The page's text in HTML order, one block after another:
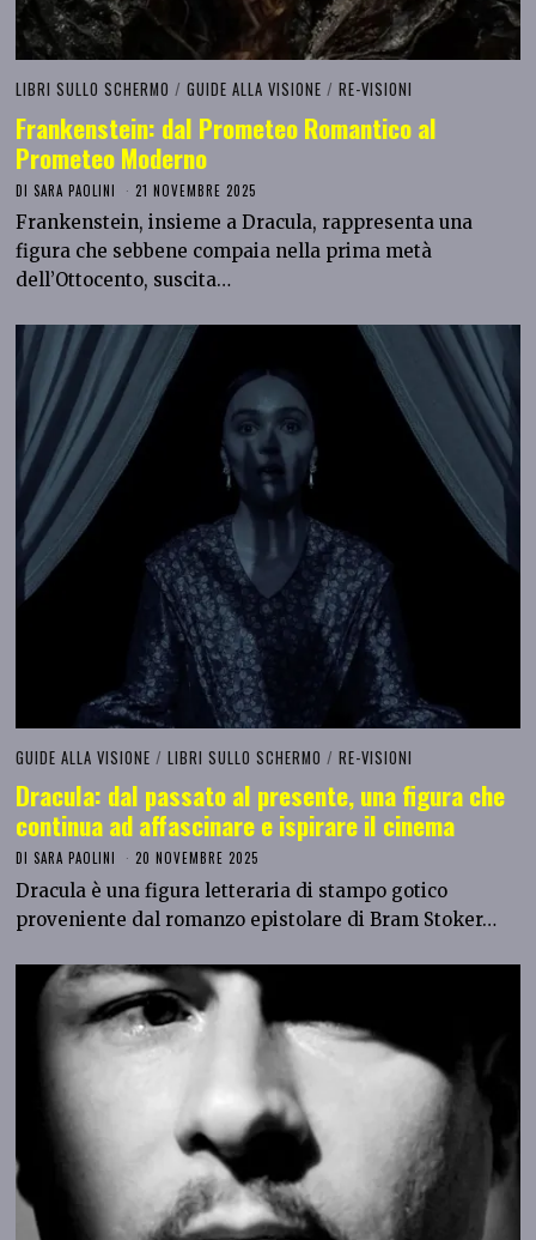
LIBRI SULLO SCHERMO / GUIDE ALLA VISIONE / RE-VISIONI
Frankenstein: dal Prometeo Romantico al
Prometeo Moderno
DI SARA PAOLINI 21 NOVEMBRE 2025
Frankenstein, insieme a Dracula, rappresenta una
figura che sebbene compaia nella prima metà
dell’Ottocento, suscita…
GUIDE ALLA VISIONE / LIBRI SULLO SCHERMO / RE-VISIONI
Dracula: dal passato al presente, una figura che
continua ad affascinare e ispirare il cinema
DI SARA PAOLINI 20 NOVEMBRE 2025
Dracula è una figura letteraria di stampo gotico
proveniente dal romanzo epistolare di Bram Stoker…